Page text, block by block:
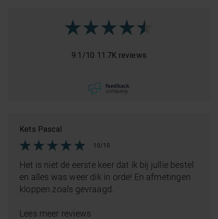
9.1 /10 11.7K reviews
Kets Pascal
10/10
Het is niet de eerste keer dat ik bij jullie bestel
en alles was weer dik in orde! En afmetingen
kloppen zoals gevraagd.
Lees meer reviews